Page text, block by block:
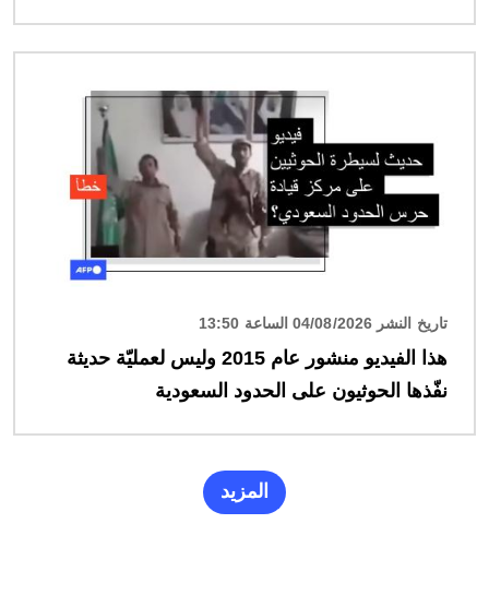
تاريخ النشر 04/08/2026 الساعة 13:50
هذا الفيديو منشور عام 2015 وليس لعمليّة حديثة
نفّذها الحوثيون على الحدود السعودية
المزيد